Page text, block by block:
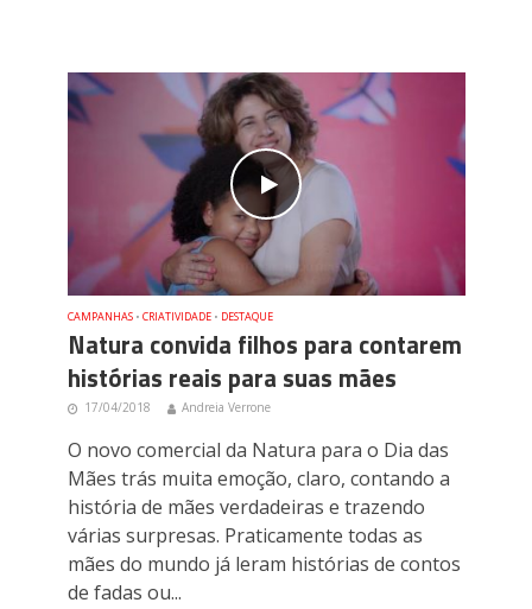
CAMPANHAS • CRIATIVIDADE • DESTAQUE
Natura convida filhos para contarem
histórias reais para suas mães
17/04/2018 Andreia Verrone
O novo comercial da Natura para o Dia das
Mães trás muita emoção, claro, contando a
história de mães verdadeiras e trazendo
várias surpresas. Praticamente todas as
mães do mundo já leram histórias de contos
de fadas ou...